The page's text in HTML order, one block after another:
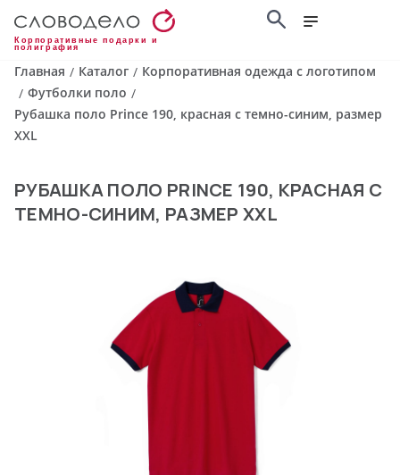
Корпоративные подарки и
полиграфия
Главная / Каталог / Корпоративная одежда с логотипом
/ Футболки поло /
Рубашка поло Prince 190, красная с темно-синим, размер
XXL
РУБАШКА ПОЛО PRINCE 190, КРАСНАЯ С
ТЕМНО-СИНИМ, РАЗМЕР XXL